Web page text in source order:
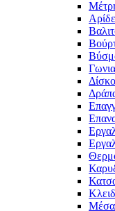
Μέσα